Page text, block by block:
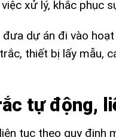
xử lý, khắc phục
dự án đi vào
thiết bị lấy mẫu,
tự động,
tục theo quy định